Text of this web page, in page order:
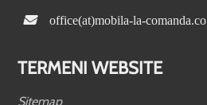
office(at)mobila-la-comanda.co
TERMENI WEBSITE
Sitemap